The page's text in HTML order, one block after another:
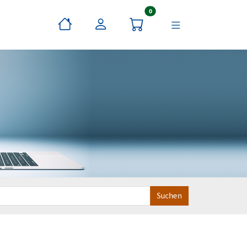
0Artikel im Warenkorb